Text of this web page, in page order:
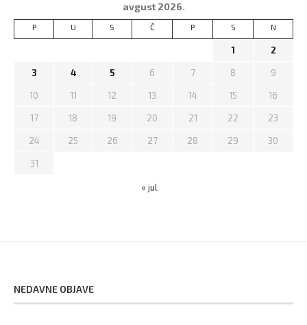
avgust 2026.
P U S Č P S N
1 2
3 4 5 6 7 8 9
10 11 12 13 14 15 16
17 18 19 20 21 22 23
24 25 26 27 28 29 30
31
« jul
NEDAVNE OBJAVE